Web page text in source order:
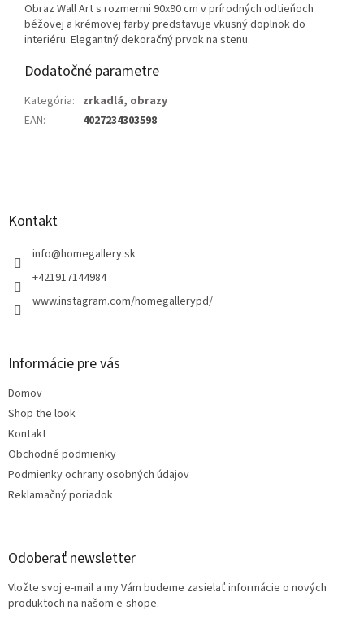
Obraz Wall Art s rozmermi 90x90 cm v prírodných odtieňoch
béžovej a krémovej farby predstavuje vkusný doplnok do
interiéru. Elegantný dekoračný prvok na stenu.
Dodatočné parametre
Kategória: zrkadlá, obrazy
EAN: 4027234303598
Kontakt
info@homegallery.sk
+421917144984
www.instagram.com/homegallerypd/
Informácie pre vás
Domov
Shop the look
Kontakt
Obchodné podmienky
Podmienky ochrany osobných údajov
Reklamačný poriadok
Odoberať newsletter
Vložte svoj e-mail a my Vám budeme zasielať informácie o nových
produktoch na našom e-shope.